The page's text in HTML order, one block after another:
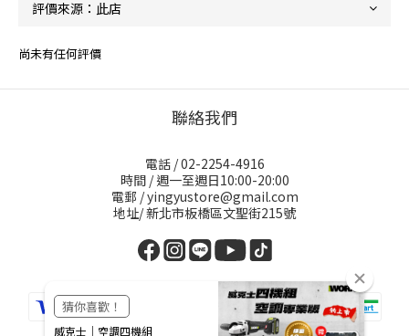
尚未有任何評價
聯絡我們
電話 / 02-2254-4916
時間 / 週一至週日10:00-20:00
電郵 / yingyustore@gmail.com
地址/ 新北市板橋區文聖街215號